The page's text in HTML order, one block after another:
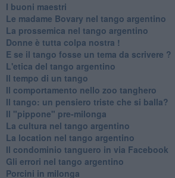
I buoni maestri
Le madame Bovary nel tango argentino
La prossemica nel tango argentino
Donne è tutta colpa nostra !
E se il tango fosse un tema da scrivere ?
L'etica del tango argentino
Il tempo di un tango
Il comportamento nello zoo tanghero
Il tango: un pensiero triste che si balla?
Il "pippone" pre-milonga
La cultura nel tango argentino
La location nel tango argentino
Il condominio tanguero in via Facebook
Gli errori nel tango argentino
Porcini in milonga